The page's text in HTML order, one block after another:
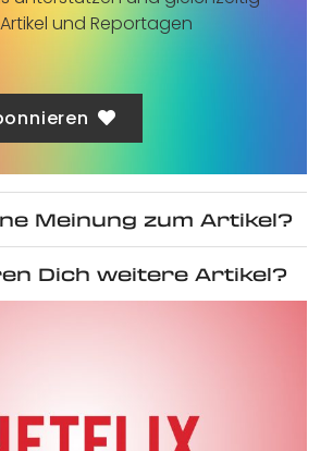
und Reportagen
Meinung zum Artikel?
Dich weitere Artikel?